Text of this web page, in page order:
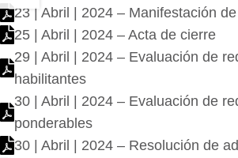
23 | Abril | 2024 – Manifestación
25 | Abril | 2024 – Acta de cierre
29 | Abril | 2024 – Evaluación de
habilitantes
30 | Abril | 2024 – Evaluación de
ponderables
30 | Abril | 2024 – Resolución de